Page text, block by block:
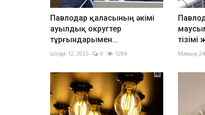
Павлодар қаласының әкімі
ауылдық округтер
тұрғындарымен...
Шілде 12, 2025 0 1284 Мамыр